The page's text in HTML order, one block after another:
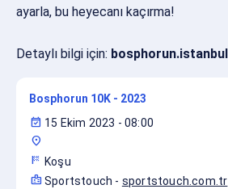
ayarla, bu heyecanı kaçırma!
Detaylı bilgi için: bosphorun.istanbul
Bosphorun 10K - 2023
event_available 15 Ekim 2023 - 08:00
location_on
sports_score Koşu
badge Sportstouch - sportstouch.com.tr